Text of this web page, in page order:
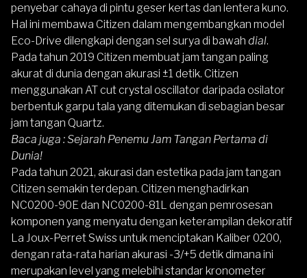
penyebar cahaya di pintu geser kertas dan lentera kuno.
Hal ini membawa Citizen dalam mengembangkan model
Eco-Drive dilengkapi dengan sel surya di bawah dial.
Pada tahun 2019 Citizen membuat jam tangan paling
akurat di dunia dengan akurasi ±1 detik. Citizen
menggunakan AT cut crystal oscillator daripada osilator
berbentuk garpu tala yang ditemukan di sebagian besar
jam tangan Quartz.
Baca juga :Sejarah Penemu Jam Tangan Pertama di
Dunia!
Pada tahun 2021, akurasi dan estetika pada jam tangan
Citizen semakin terdepan. Citizen menghadirkan
NC0200-90E dan NC0200-81L dengan pemrosesan
komponen yang menyatu dengan keterampilan dekoratif
La Joux-Perret Swiss untuk menciptakan Kaliber 0200,
dengan rata-rata harian akurasi -3/+5 detik dimana ini
merupakan level yang melebihi standar kronometer